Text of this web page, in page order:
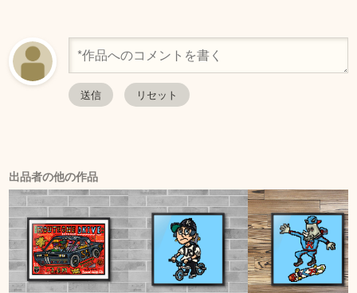
出品者の他の作品